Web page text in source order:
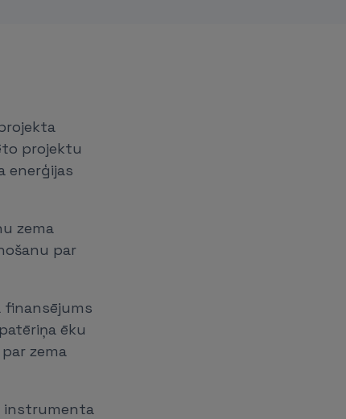
projektu
enerģijas
zema
par
finansējums
ēku
zema
instrumenta